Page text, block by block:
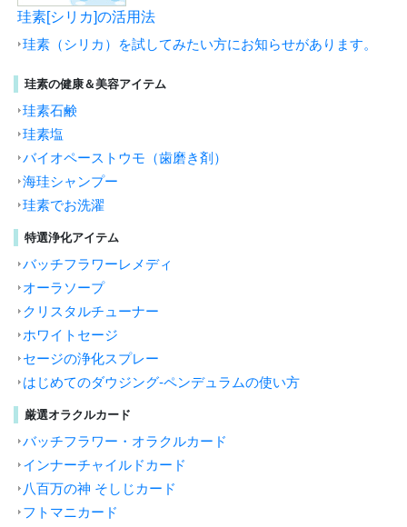
珪素[シリカ]の活用法
珪素（シリカ）を試してみたい方にお知らせがあります。
珪素の健康＆美容アイテム
珪素石鹸
珪素塩
バイオペーストウモ（歯磨き剤）
海珪シャンプー
珪素でお洗濯
特選浄化アイテム
バッチフラワーレメディ
オーラソープ
クリスタルチューナー
ホワイトセージ
セージの浄化スプレー
はじめてのダウジング-ペンデュラムの使い方
厳選オラクルカード
バッチフラワー・オラクルカード
インナーチャイルドカード
八百万の神 そしじカード
フトマニカード